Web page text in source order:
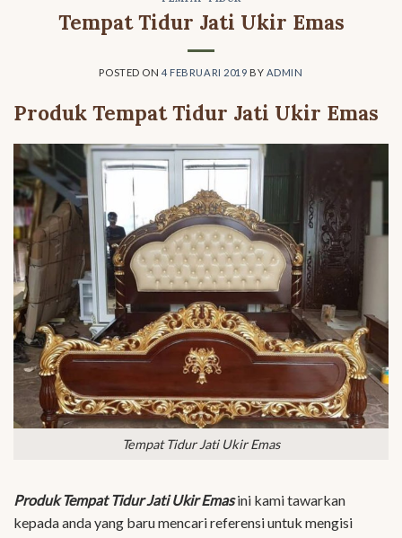
Tempat Tidur Jati Ukir Emas
POSTED ON4 FEBRUARI 2019 BY ADMIN
Produk Tempat Tidur Jati Ukir Emas
Tempat Tidur Jati Ukir Emas
Produk Tempat Tidur Jati Ukir Emasini kami tawarkan
kepada anda yang baru mencari referensi untuk mengisi